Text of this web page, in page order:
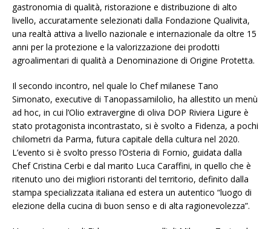
gastronomia di qualità, ristorazione e distribuzione di alto
livello, accuratamente selezionati dalla Fondazione Qualivita,
una realtà attiva a livello nazionale e internazionale da oltre 15
anni per la protezione e la valorizzazione dei prodotti
agroalimentari di qualità a Denominazione di Origine Protetta.
Il secondo incontro, nel quale lo Chef milanese Tano
Simonato, executive di Tanopassamilolio, ha allestito un menù
ad hoc, in cui l’Olio extravergine di oliva DOP Riviera Ligure è
stato protagonista incontrastato, si è svolto a Fidenza, a pochi
chilometri da Parma, futura capitale della cultura nel 2020.
L’evento si è svolto presso l’Osteria di Fornio, guidata dalla
Chef Cristina Cerbi e dal marito Luca Caraffini, in quello che è
ritenuto uno dei migliori ristoranti del territorio, definito dalla
stampa specializzata italiana ed estera un autentico “luogo di
elezione della cucina di buon senso e di alta ragionevolezza”.